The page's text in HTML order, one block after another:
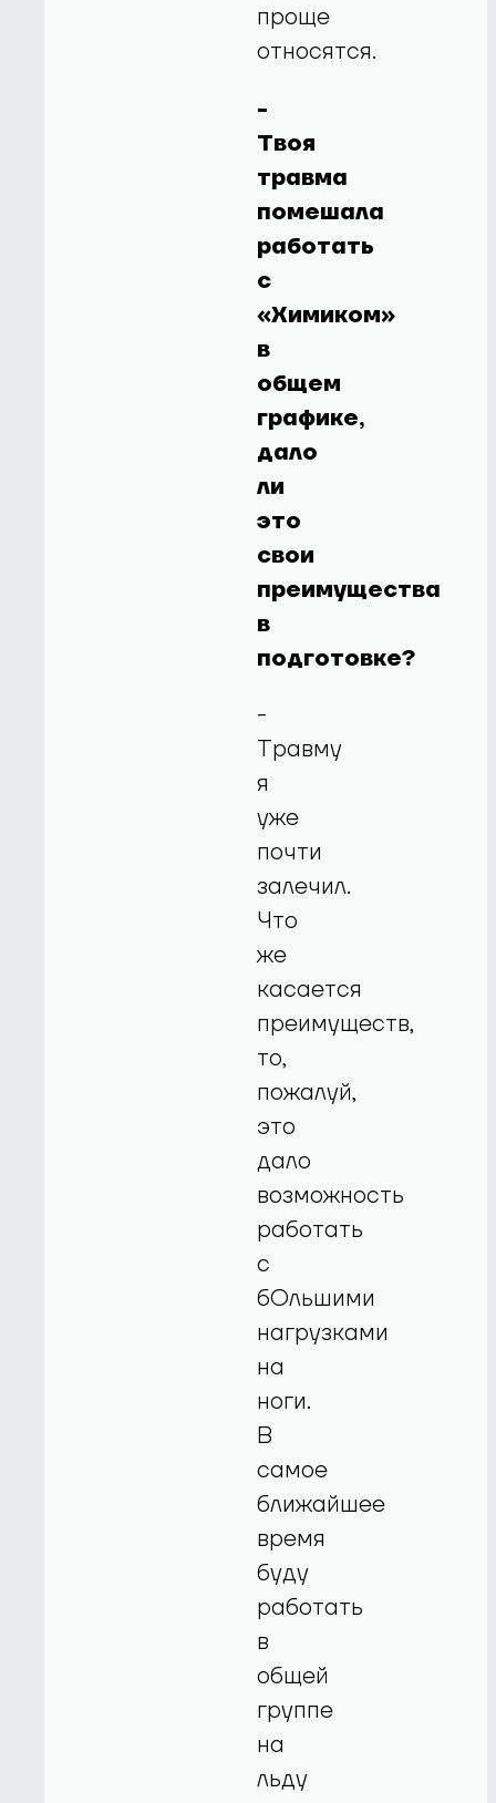
проще
относятся.
-
Твоя
травма
помешала
работать
с
«Химиком»
в
общем
графике,
дало
ли
это
свои
преимущества
в
подготовке?
-
Травму
я
уже
почти
залечил.
Что
же
касается
преимуществ,
то,
пожалуй,
это
дало
возможность
работать
с
бОльшими
нагрузками
на
ноги.
В
самое
ближайшее
время
буду
работать
в
общей
группе
на
льду